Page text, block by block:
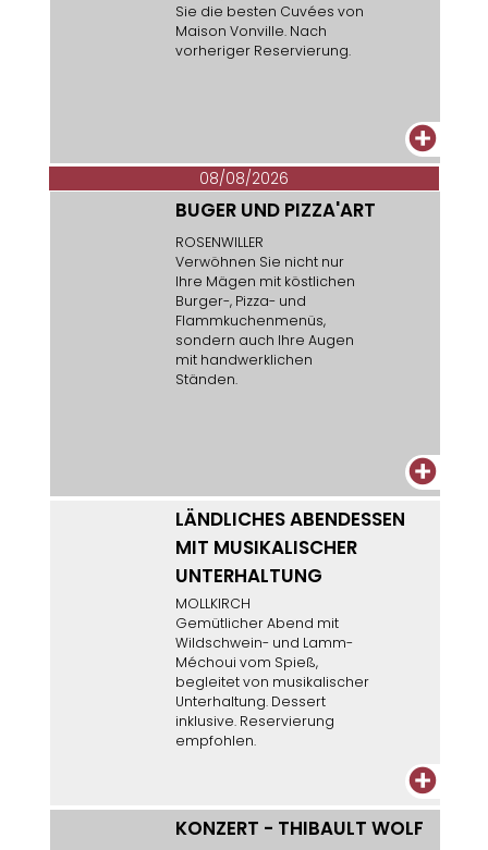
Sie die besten Cuvées von
Maison Vonville. Nach
vorheriger Reservierung.
+
08/08/2026
BUGER UND PIZZA'ART
ROSENWILLER
Verwöhnen Sie nicht nur
Ihre Mägen mit köstlichen
Burger-, Pizza- und
Flammkuchenmenüs,
sondern auch Ihre Augen
mit handwerklichen
Ständen.
+
LÄNDLICHES ABENDESSEN
MIT MUSIKALISCHER
UNTERHALTUNG
MOLLKIRCH
Gemütlicher Abend mit
Wildschwein- und Lamm-
Méchoui vom Spieß,
begleitet von musikalischer
Unterhaltung. Dessert
inklusive. Reservierung
empfohlen.
+
KONZERT - THIBAULT WOLF